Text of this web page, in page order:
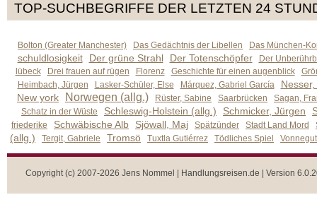
TOP-SUCHBEGRIFFE DER LETZTEN 24
Bolton (Greater Manchester) Das Gedächtnis der Libellen Das München-
schuldlosigkeit Der grüne Strahl Der Totenschöpfer
Der
lübeck
Drei frauen auf rügen Florenz Geschichte für einen augenblick
Heimbach, Jürgen
Lasker-Schüler, Else Márquez, Gabriel García
New york
Norwegen (allg.) Rüster, Sabine Saarbrücken
Sagan,
Schatz in der Wüste
Schleswig-Holstein (allg.) Schmicker, Jürgen
friederike Schwäbische Alb Sjöwall, Maj Spätzünder Stadt Land Mord
(allg.) Tergit, Gabriele Tromsö Tuxtla Gutiérrez Tödliches Spiel
Copyright (c) 2007-2026 Jens Nommel | Handlungsreisen.de | Version